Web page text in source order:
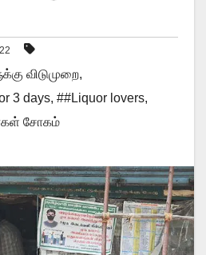
விடுமுறை,
3 days, ##Liquor lovers,
சோகம்